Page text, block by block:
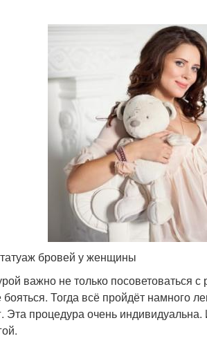
бровей у женщины
важно не только посоветоваться
бояться. Тогда всё пройдёт намного
Эта процедура очень